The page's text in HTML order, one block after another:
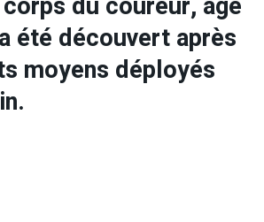
été découvert après
moyens déployés